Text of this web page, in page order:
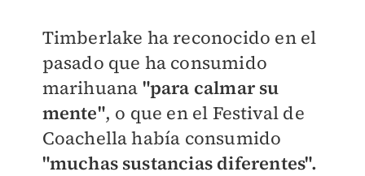
Timberlake ha reconocido en el
pasado que ha consumido
marihuana "para calmar su
mente", o que en el Festival de
Coachella había consumido
"muchas sustancias diferentes".